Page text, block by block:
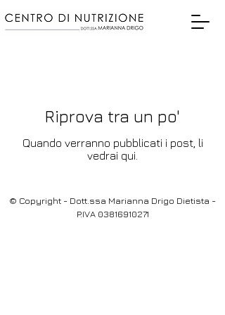
Riprova tra un po'
Quando verranno pubblicati i post, li
vedrai qui.
© Copyright - Dott.ssa Marianna Drigo Dietista -
P.IVA 03816910271